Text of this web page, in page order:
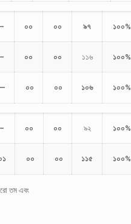
০০ ০০ ৯৭ ১০০%
০০ ০০ ১১৬ ১০০%
— ০০ ০০ ১০৬ ১০০%
০০ ০০ ৯২ ১০০%
০০ ০০ ১১৫ ১০০%
তম এবং